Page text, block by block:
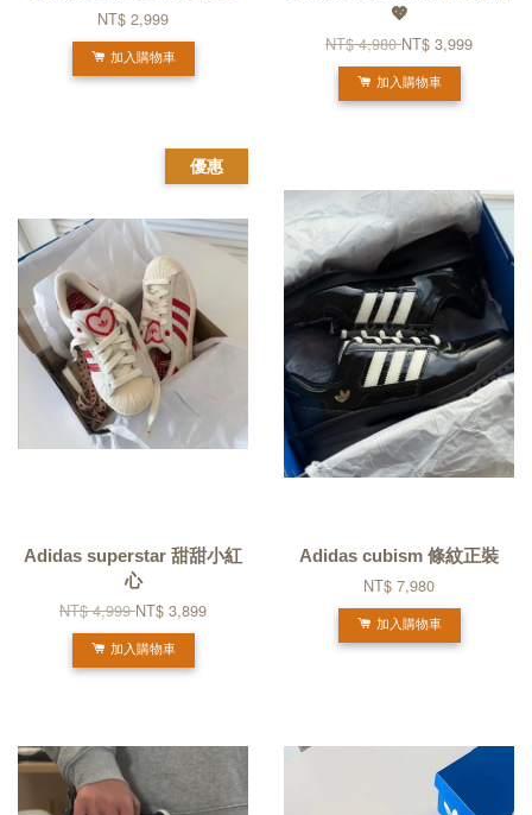
NT$ 2,999
加入購物車
💖
NT$ 4,980NT$ 3,999
加入購物車
優惠
Adidas superstar 甜甜小紅
心
NT$ 4,999NT$ 3,899
加入購物車
Adidas cubism 條紋正裝
NT$ 7,980
加入購物車